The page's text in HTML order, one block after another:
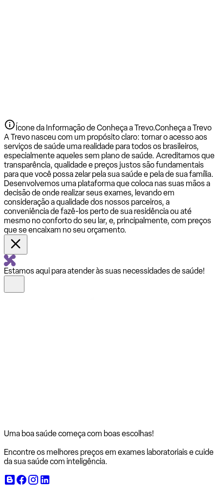
Ícone da Informação de Conheça a Trevo.Conheça a Trevo
A Trevo nasceu com um propósito claro: tornar o acesso aos
serviços de saúde uma realidade para todos os brasileiros,
especialmente aqueles sem plano de saúde. Acreditamos que
transparência, qualidade e preços justos são fundamentais
para que você possa zelar pela sua saúde e pela de sua família.
Desenvolvemos uma plataforma que coloca nas suas mãos a
decisão de onde realizar seus exames, levando em
consideração a qualidade dos nossos parceiros, a
conveniência de fazê-los perto de sua residência ou até
mesmo no conforto do seu lar, e, principalmente, com preços
que se encaixam no seu orçamento.
Estamos aqui para atender às suas necessidades de saúde!
Uma boa saúde começa com boas escolhas!
Encontre os melhores preços em exames laboratoriais e cuide
da sua saúde com inteligência.